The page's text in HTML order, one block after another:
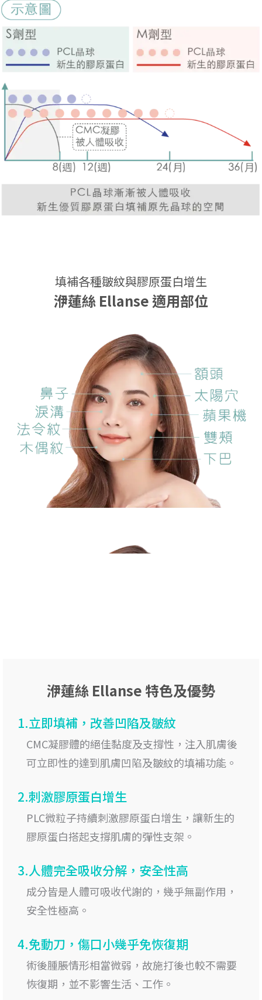
填補各種皺紋與膠原蛋白增生
洢蓮絲 Ellanse適用部位
洢蓮絲 Ellanse 特色及優勢
1.立即填補，改善凹陷及皺紋
CMC凝膠體的絕佳黏度及支撐性，注入肌膚後
可立即性的達到肌膚凹陷及皺紋的填補功能。
2.刺激膠原蛋白增生
PLC微粒子持續刺激膠原蛋白增生，讓新生的
膠原蛋白搭起支撐肌膚的彈性支架。
3.人體完全吸收分解，安全性高
成分皆是人體可吸收代謝的，幾乎無副作用，
安全性極高。
4.免動刀，傷口小幾乎免恢復期
術後腫脹情形相當微弱，故施打後也較不需要
恢復期，並不影響生活、工作。